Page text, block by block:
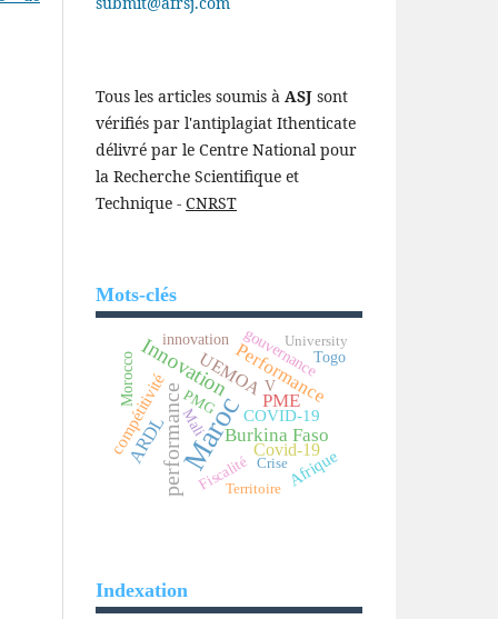
Tous les articles soumis à ASJ sont
vérifiés par l'antiplagiat Ithenticate
délivré par le Centre National pour
la Recherche Scientifique et
Technique - CNRST
Mots-clés
Maroc
performance
InnovationPerformance
Burkina Faso
ARDL
PME
Covid-19
UEMOA
Afrique
compétitivité COVID-19
Morocco gouvernance
innovation
Togo
Fiscalité
V
Mali
PMG
University
Territoire
Crise
Indexation